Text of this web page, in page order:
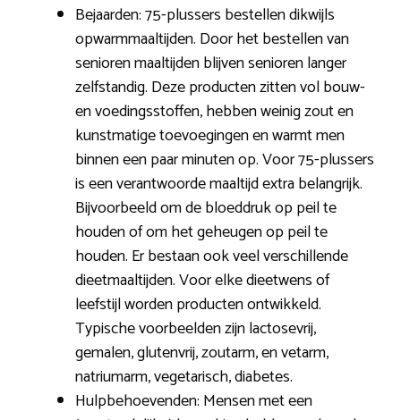
Bejaarden: 75-plussers bestellen dikwijls
opwarmmaaltijden. Door het bestellen van
senioren maaltijden blijven senioren langer
zelfstandig. Deze producten zitten vol bouw-
en voedingsstoffen, hebben weinig zout en
kunstmatige toevoegingen en warmt men
binnen een paar minuten op. Voor 75-plussers
is een verantwoorde maaltijd extra belangrijk.
Bijvoorbeeld om de bloeddruk op peil te
houden of om het geheugen op peil te
houden. Er bestaan ook veel verschillende
dieetmaaltijden. Voor elke dieetwens of
leefstijl worden producten ontwikkeld.
Typische voorbeelden zijn lactosevrij,
gemalen, glutenvrij, zoutarm, en vetarm,
natriumarm, vegetarisch, diabetes.
Hulpbehoevenden: Mensen met een